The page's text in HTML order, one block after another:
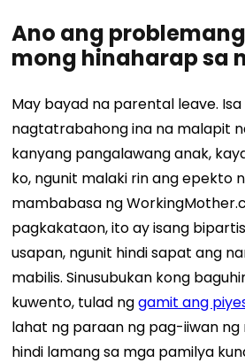
Ano ang
mong hinaharap sa
May bayad na parental leave.
nagtatrabahong ina na malapit
kanyang pangalawang anak,
ko, ngunit malaki rin ang epekto
mambabasa ng
pagkakataon, ito ay isang
usapan, ngunit hindi sapat ang
mabilis. Sinusubukan kong
kuwento, tulad nggamit ang
lahat ng paraan ng pag-iiwan
hindi lamang sa mga pamilya